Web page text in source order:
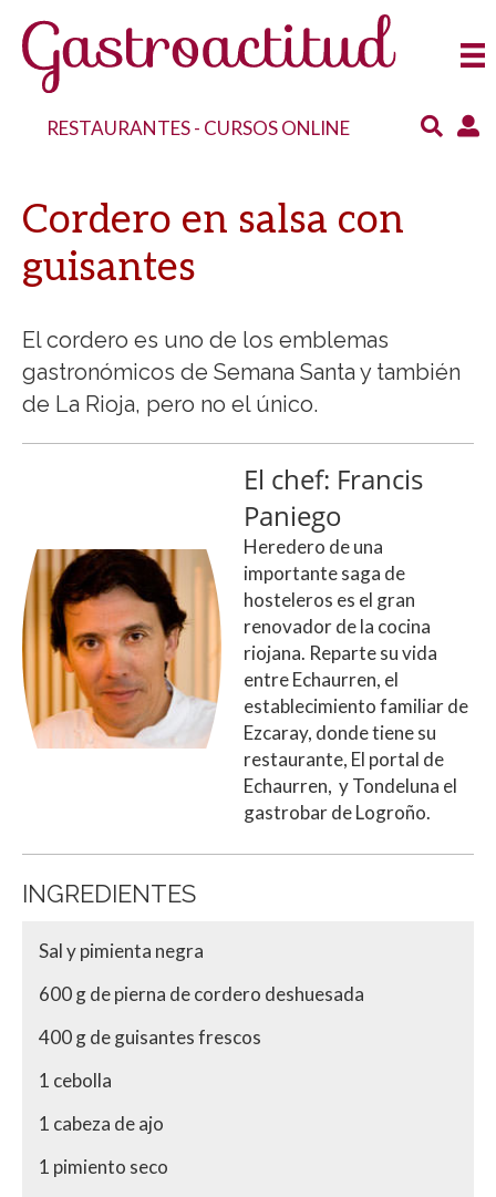
RESTAURANTES- CURSOS ONLINE
Cordero en salsa con
guisantes
El cordero es uno de los emblemas
gastronómicos de Semana Santa y también
de La Rioja, pero no el único.
El chef: Francis
Paniego
Heredero de una
importante saga de
hosteleros es el gran
renovador de la cocina
riojana. Reparte su vida
entre Echaurren, el
establecimiento familiar de
Ezcaray, donde tiene su
restaurante, El portal de
Echaurren, y Tondeluna el
gastrobar de Logroño.
INGREDIENTES
Sal y pimienta negra
600 g de pierna de cordero deshuesada
400 g de guisantes frescos
1 cebolla
1 cabeza de ajo
1 pimiento seco